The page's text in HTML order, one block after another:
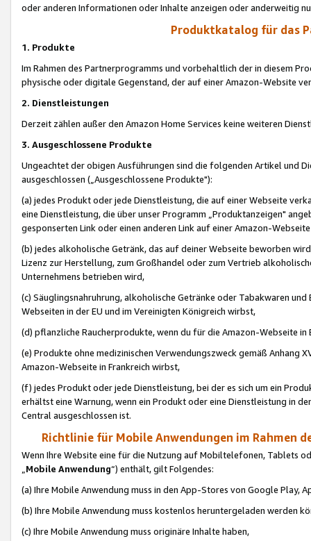
oder anderen Informationen oder Inhalte anzeigen oder anderweitig
Produktkatalog für das
1. Produkte
Im Rahmen des Partnerprogramms und vorbehaltlich der in diesem
physische oder digitale Gegenstand, der auf einer Amazon-Website
2. Dienstleistungen
Derzeit zählen außer den Amazon Home Services keine weiteren
3. Ausgeschlossene Produkte
Ungeachtet der obigen Ausführungen sind die folgenden Artikel und
ausgeschlossen („Ausgeschlossene Produkte"):
(a) jedes Produkt oder jede Dienstleistung, die auf einer Webseite
eine Dienstleistung, die über unser Programm „Produktanzeigen"
gesponserten Link oder einen anderen Link auf einer Amazon-
(b) jedes alkoholische Getränk, das auf deiner Webseite beworben
Lizenz zur Herstellung, zum Großhandel oder zum Vertrieb
Unternehmens betrieben wird,
(c) Säuglingsnahruhrung, alkoholische Getränke oder Tabakwaren
Webseiten in der EU und im Vereinigten Königreich wirbst,
(d) pflanzliche Raucherprodukte, wenn du für die Amazon-Webseite in
(e) Produkte ohne medizinischen Verwendungszweck gemäß Anhang
Amazon-Webseite in Frankreich wirbst,
(f) jedes Produkt oder jede Dienstleistung, bei der es sich um ein
erhältst eine Warnung, wenn ein Produkt oder eine Dienstleistung in
Central ausgeschlossen ist.
Richtlinie für Mobile Anwendungen im Rahmen
Wenn Ihre Website eine für die Nutzung auf Mobiltelefonen, Tablets
„Mobile Anwendung“) enthält, gilt Folgendes:
(a) Ihre Mobile Anwendung muss in den App-Stores von Google Play,
(b) Ihre Mobile Anwendung muss kostenlos heruntergeladen werden
(c) Ihre Mobile Anwendung muss originäre Inhalte haben,